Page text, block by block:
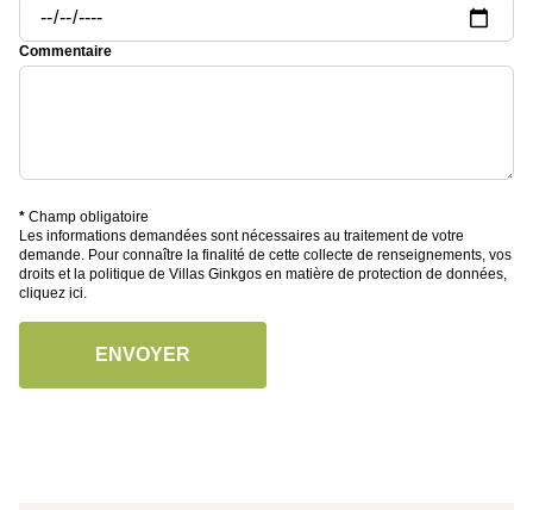
Commentaire
* Champ obligatoire
Les informations demandées sont nécessaires au traitement de votre
demande. Pour connaître la finalité de cette collecte de renseignements, vos
droits et la politique de Villas Ginkgos en matière de protection de données,
cliquez ici.